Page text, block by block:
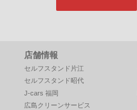
店舗情報
セルフスタンド片江
セルフスタンド昭代
J-cars 福岡
広島クリーンサービス